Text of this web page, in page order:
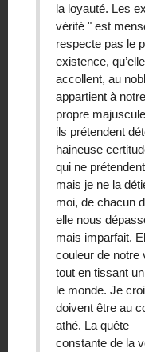
la loyauté. Les
vérité " est
respecte pas le
existence,
accollent, au
appartient à
propre
ils prétendent
haineuse
qui ne
mais je ne la
moi, de chacun
elle nous
mais imparfait.
couleur de notre
tout en tissant
le monde. Je
doivent être au
athé. La quête
constante de la